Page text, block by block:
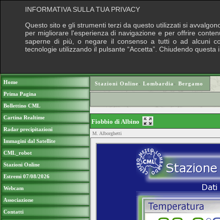
Home
Prima Pagina
Bollettino CML
Cartina Realtime
Radar precipitazioni
Immagini dal Satellite
CML_robot
Stazioni Online
Estremi 07/08/2026
Webcam
Associazione
Contatti
Stazioni Online› Lombardia › Bergamo
Fiobbio di Albino
M. Alborghetti
INFORMATIVA SULLA TUA PRIVACY
Questo sito e gli strumenti terzi da questo utilizzati si
per migliorare l'esperienza di navigazione e per offrire
saperne di più, o negare il consenso a tutti o ad alcuni
tecnologie utilizzando il pulsante “Accetta”. Chiudendo